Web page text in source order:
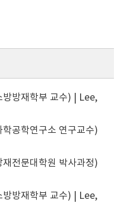
방방재학부 교수) | Lee,
공학연구소 연구교수)
전문대학원 박사과정)
방방재학부 교수) | Lee,